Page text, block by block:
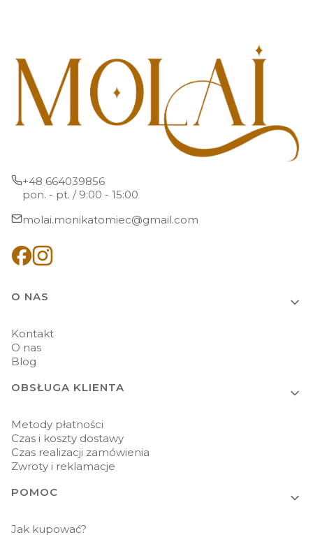
+48 664039856
pon. - pt. / 9:00 - 15:00
molai.monikatomiec@gmail.com
Linki w stopce
O NAS
Kontakt
O nas
Blog
OBSŁUGA KLIENTA
Metody płatności
Czas i koszty dostawy
Czas realizacji zamówienia
Zwroty i reklamacje
POMOC
Jak kupować?